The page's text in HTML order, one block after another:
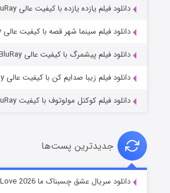
شوهر
دانلود فیلم یازده یازده با کیفیت عالی BluRay
دانلود فیلم سینما شهر قصه با کیفیت عالی BluRay
دانلود فیلم پیشمرگ با کیفیت عالی BluRay
دانلود فیلم زیبا صدایم کن با کیفیت عالی BluRay
دانلود فیلم کوکتل مولوتوف با کیفیت BluRay
جدیدترین پست‌ها
دانلود سریال عشق چسبناک ما Our Sticky Love 2026